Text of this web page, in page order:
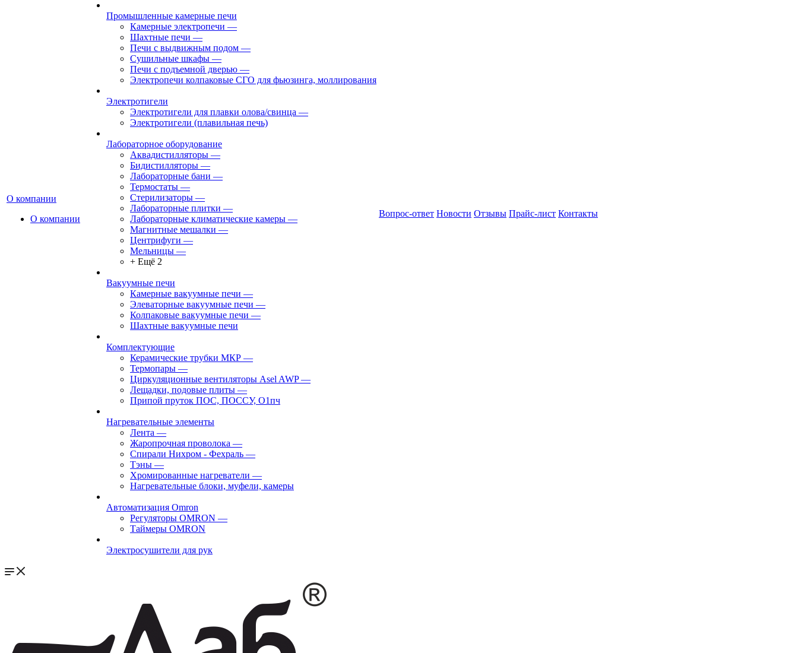
О компании
О компании
Промышленные камерные печи
Камерные электропечи —
Шахтные печи —
Печи с выдвижным подом —
Сушильные шкафы —
Печи с подъемной дверью —
Электропечи колпаковые СГО для фьюзинга, моллирования
Электротигели
Электротигели для плавки олова/свинца —
Электротигели (плавильная печь)
Лабораторное оборудование
Аквадистилляторы —
Бидистилляторы —
Лабораторные бани —
Термостаты —
Стерилизаторы —
Лабораторные плитки —
Лабораторные климатические камеры —
Магнитные мешалки —
Центрифуги —
Мельницы —
+ Ещё 2
Вакуумные печи
Камерные вакуумные печи —
Элеваторные вакуумные печи —
Колпаковые вакуумные печи —
Шахтные вакуумные печи
Комплектующие
Керамические трубки МКР —
Термопары —
Циркуляционные вентиляторы Asel AWP—
Лещадки, подовые плиты —
Припой пруток ПОС, ПОССУ, О1пч
Нагревательные элементы
Лента —
Жаропрочная проволока —
Спирали Нихром - Фехраль —
Тэны —
Хромированные нагреватели —
Нагревательные блоки, муфели, камеры
Автоматизация Omron
Регуляторы OMRON —
Таймеры OMRON
Электросушители для рук
Вопрос-ответ Новости Отзывы Прайс-лист Контакты